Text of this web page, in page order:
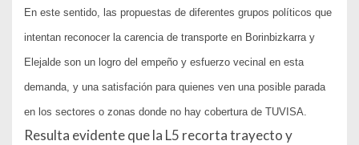
En este sentido, las propuestas de diferentes grupos políticos que
intentan reconocer la carencia de transporte en Borinbizkarra y
Elejalde son un logro del empeño y esfuerzo vecinal en esta
demanda, y una satisfación para quienes ven una posible parada
en los sectores o zonas donde no hay cobertura de TUVISA.
Resulta evidente que la L5 recorta trayecto y